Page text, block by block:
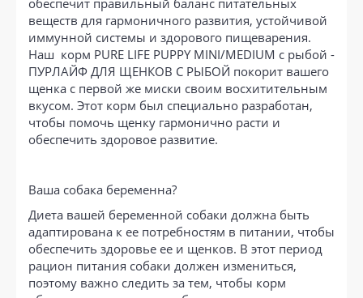
веществ для гармоничного развития, устойчивой
иммунной системы и здорового пищеварения.
Наш корм PURE LIFE PUPPY MINI/MEDIUM с рыбой -
ПУРЛАЙФ ДЛЯ ЩЕНКОВ С РЫБОЙ покорит вашего
щенка с первой же миски своим восхитительным
вкусом. Этот корм был специально разработан,
чтобы помочь щенку гармонично расти и
обеспечить здоровое развитие.
Ваша собака беременна?
Диета вашей беременной собаки должна быть
адаптирована к ее потребностям в питании, чтобы
обеспечить здоровье ее и щенков. В этот период
рацион питания собаки должен измениться,
поэтому важно следить за тем, чтобы корм